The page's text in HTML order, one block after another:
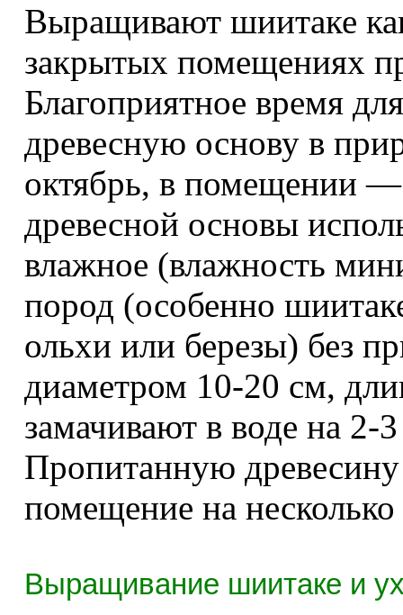
Выращивают шиитаке
закрытых помещениях
Благоприятное время
древесную основу в
октябрь, в помещении —
древесной основы
влажное (влажность
пород (особенно
ольхи или березы) без
диаметром 10-20 см,
замачивают в воде на 2-
Пропитанную
помещение на
Выращивание шиитаке и